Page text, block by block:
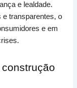
e lealdade.
e transparentes, o
e em